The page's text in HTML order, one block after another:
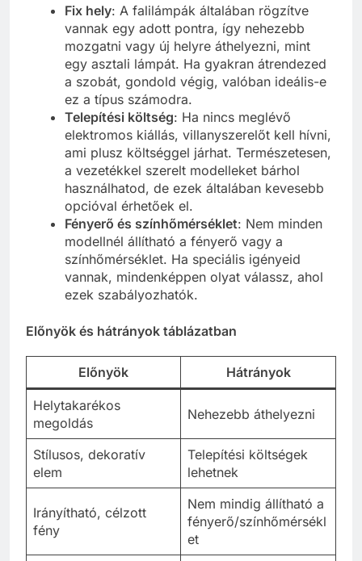
Fix hely: A falilámpák általában rögzítve
vannak egy adott pontra, így nehezebb
mozgatni vagy új helyre áthelyezni, mint
egy asztali lámpát. Ha gyakran átrendezed
a szobát, gondold végig, valóban ideális-e
ez a típus számodra.
Telepítési költség: Ha nincs meglévő
elektromos kiállás, villanyszerelőt kell hívni,
ami plusz költséggel járhat. Természetesen,
a vezetékkel szerelt modelleket bárhol
használhatod, de ezek általában kevesebb
opcióval érhetőek el.
Fényerő és színhőmérséklet: Nem minden
modellnél állítható a fényerő vagy a
színhőmérséklet. Ha speciális igényeid
vannak, mindenképpen olyat válassz, ahol
ezek szabályozhatók.
Előnyök és hátrányok táblázatban
Előnyök Hátrányok
Helytakarékos
megoldás
Nehezebb áthelyezni
Stílusos, dekoratív
elem
Telepítési költségek
lehetnek
Irányítható, célzott
fény
Nem mindig állítható a
fényerő/színhőmérsékl
et